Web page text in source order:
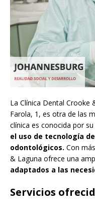
La Clínica Dental Crooke
Farola, 1, es otra de las
clínica es conocida por su
el uso de tecnología
odontológicos. Con
& Laguna ofrece una
adaptados a las
Servicios